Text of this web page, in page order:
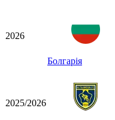
2026
Болгарія
2025/2026